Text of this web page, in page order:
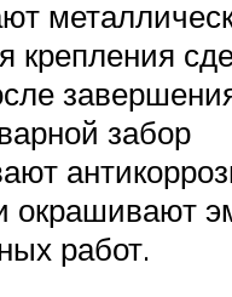
крепления
забор
окрашивают
работ.